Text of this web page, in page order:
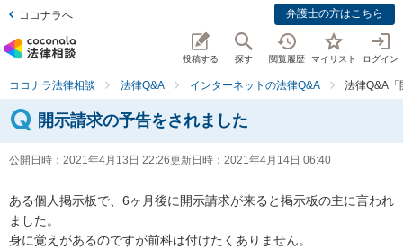
ココナラへ 弁護士の方はこちら
投稿する 探す 閲覧履歴 マイリスト ログイン
ココナラ法律相談 法律Q&A インターネットの法律Q&A 法律Q&A「
開示請求の予告をされました
公開日時： 2021年4月13日 22:26更新日時： 2021年4月14日 06:40
ある個人掲示板で、6ヶ月後に開示請求が来ると掲示板の主に言われ
ました。
身に覚えがあるのですが前科は付けたくありません。